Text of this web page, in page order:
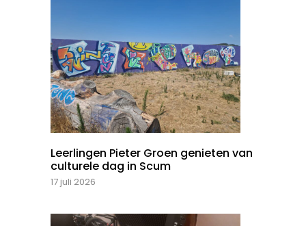
Leerlingen Pieter Groen genieten van
culturele dag in Scum
17 juli 2026